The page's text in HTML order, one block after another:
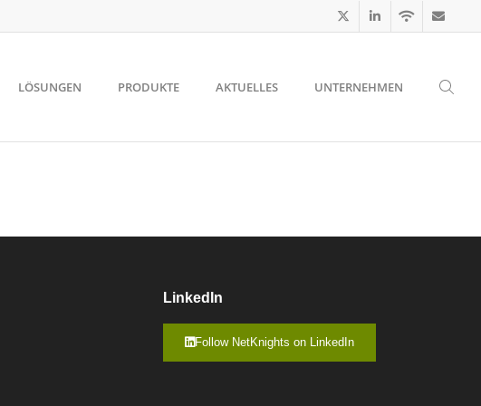
LÖSUNGEN PRODUKTE AKTUELLES UNTERNEHMEN
LinkedIn
Follow NetKnights on LinkedIn